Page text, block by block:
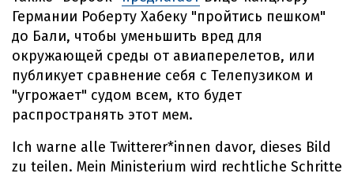
Германии Роберту Хабеку "пройтись пешком"
до Бали, чтобы уменьшить вред для
окружающей среды от авиаперелетов, или
публикует сравнение себя с Телепузиком и
"угрожает" судом всем, кто будет
распространять этот мем.
Ich warne alle Twitterer*innen davor, dieses Bild
zu teilen. Mein Ministerium wird rechtliche Schritte